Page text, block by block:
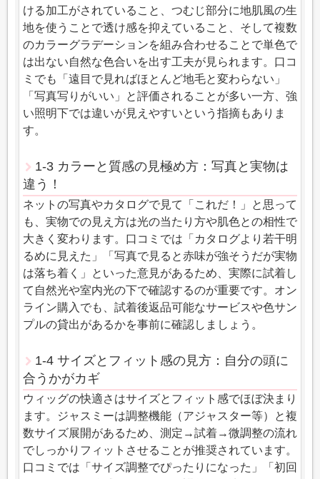
ける加工がされていること、つむじ部分に地肌風の生
地を使うことで透け感を抑えていること、そして複数
のカラーグラデーションを組み合わせることで単色で
は出ない自然な色合いを出す工夫が見られます。口コ
ミでも「遠目で見ればほとんど地毛と変わらない」
「写真写りがいい」と評価されることが多い一方、強
い照明下では違いが見えやすいという指摘もありま
す。
1-3 カラーと質感の見極め方：写真と実物は
違う！
ネットの写真やカタログで見て「これだ！」と思って
も、実物での見え方は光の当たり方や肌色との相性で
大きく変わります。口コミでは「カタログより若干明
るめに見えた」「写真で見ると赤味が強そうだが実物
は落ち着く」といった意見があるため、実際に試着し
て自然光や室内光の下で確認するのが重要です。オン
ライン購入でも、試着後返品可能なサービスや色サン
プルの貸出があるかを事前に確認しましょう。
1-4 サイズとフィット感の見方：自分の頭に
合うかがカギ
ウィッグの快適さはサイズとフィット感でほぼ決まり
ます。ジャスミーは調整機能（アジャスター等）と複
数サイズ展開があるため、測定→試着→微調整の流れ
でしっかりフィットさせることが推奨されています。
口コミでは「サイズ調整でぴったりになった」「初回